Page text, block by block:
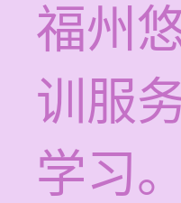
福州
训服
学习。